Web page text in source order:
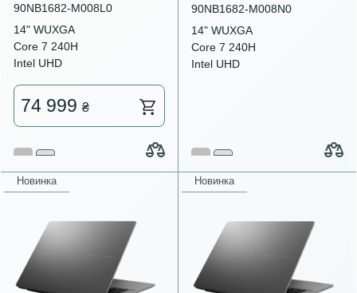
90NB1682-M008L0
14" WUXGA
Core 7 240H
Intel UHD
74 999 ₴
90NB1682-M008N0
14" WUXGA
Core 7 240H
Intel UHD
Новинка Новинка